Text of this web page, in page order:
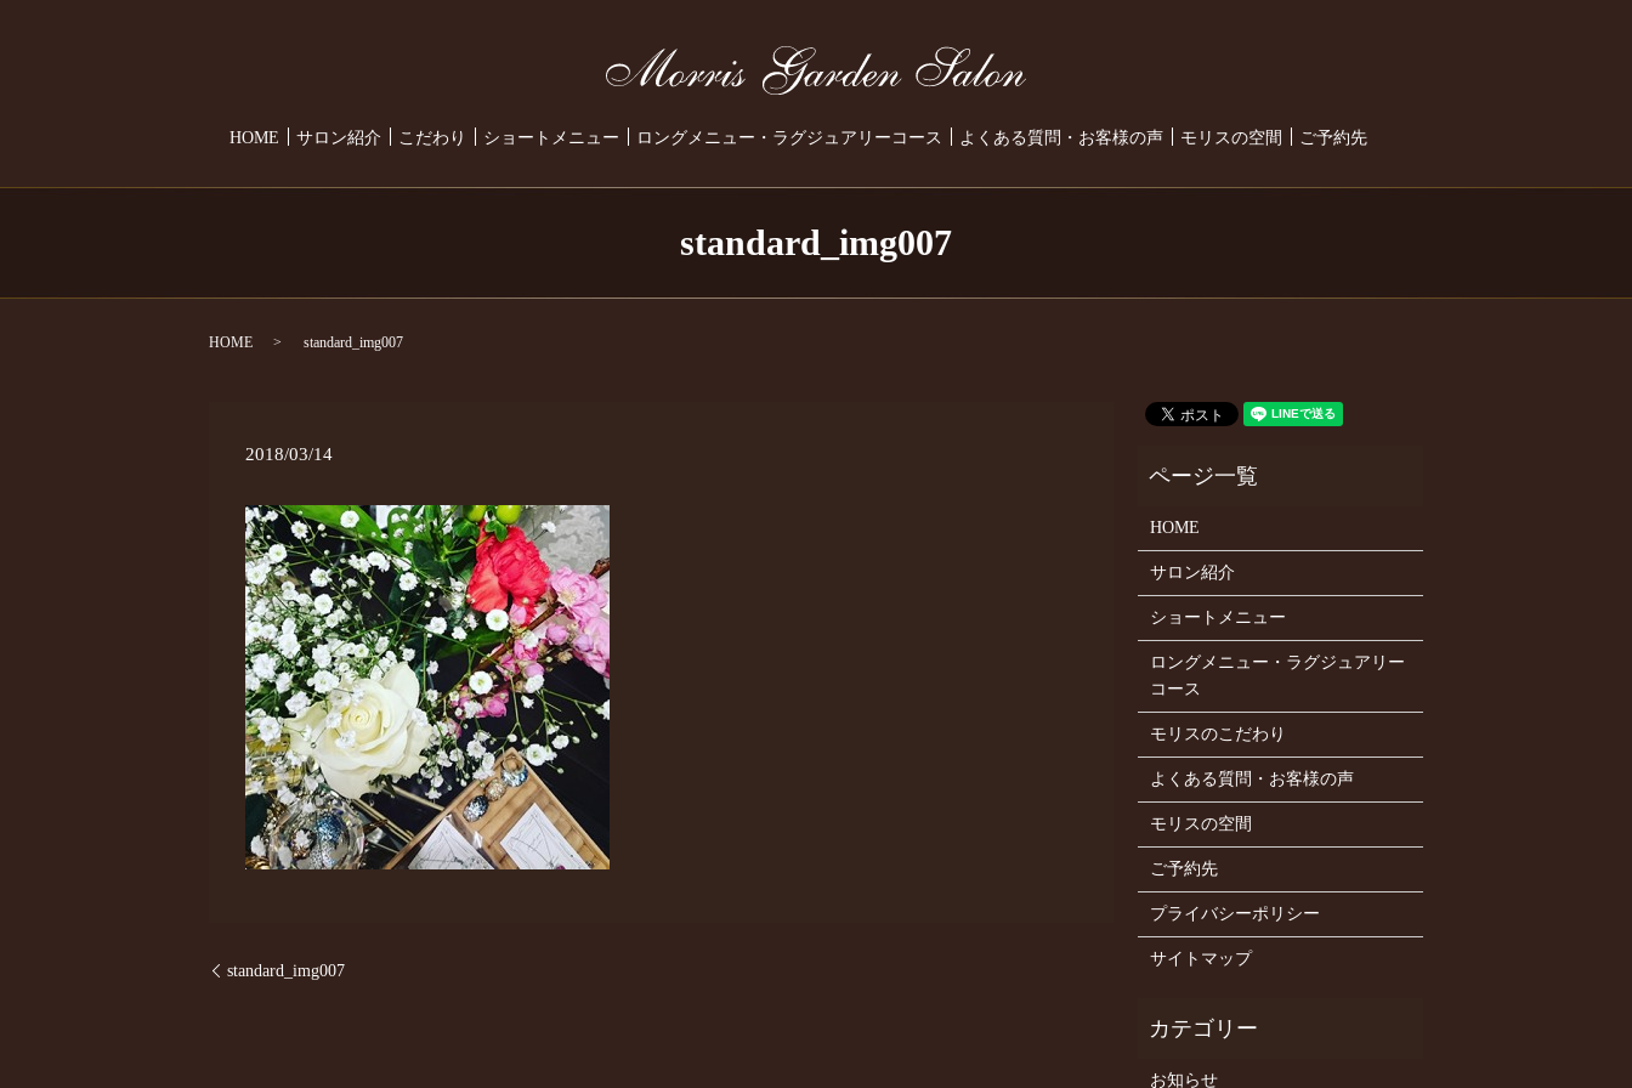
HOME サロン紹介 こだわり ショートメニュー ロングメニュー・ラグジュアリーコース よくある質問・お客様の声 モリスの空間 ご予約先
standard_img007
HOME standard_img007
2018/03/14
standard_img007
HOME
サロン紹介
ショートメニュー
ロングメニュー・ラグジュアリー
コース
モリスのこだわり
よくある質問・お客様の声
モリスの空間
ご予約先
プライバシーポリシー
サイトマップ
お知らせ